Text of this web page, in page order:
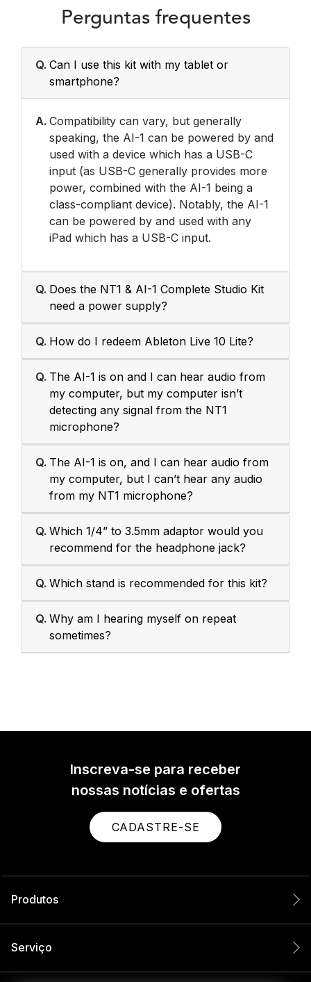
Perguntas frequentes
Q. Can I use this kit with my tablet or
smartphone?
A. Compatibility can vary, but generally
speaking, the AI-1 can be powered by and
used with a device which has a USB-C
input (as USB-C generally provides more
power, combined with the AI-1 being a
class-compliant device). Notably, the AI-1
can be powered by and used with any
iPad which has a USB-C input.
Q. Does the NT1 & AI-1 Complete Studio Kit
need a power supply?
Q. How do I redeem Ableton Live 10 Lite?
Q. The AI-1 is on and I can hear audio from
my computer, but my computer isn’t
detecting any signal from the NT1
microphone?
Q. The AI-1 is on, and I can hear audio from
my computer, but I can’t hear any audio
from my NT1 microphone?
Q. Which 1/4” to 3.5mm adaptor would you
recommend for the headphone jack?
Q. Which stand is recommended for this kit?
Q. Why am I hearing myself on repeat
sometimes?
Inscreva-se para receber
nossas notícias e ofertas
CADASTRE-SE
Produtos
Serviço